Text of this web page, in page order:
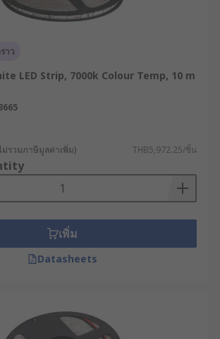
าว
LED Strip, 7000k Colour Temp, 10 m
ม่รวมภาษีมูลค่าเพิ่ม) THB5,972.25/ชิ้น
เพิ่ม
Datasheets